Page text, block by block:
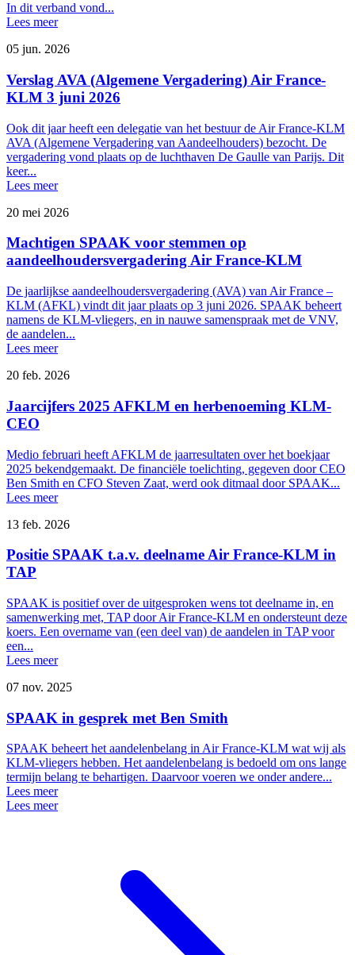
In dit verband vond...
Lees meer
05 jun. 2026
Verslag AVA (Algemene Vergadering) Air France-
KLM 3 juni 2026
Ook dit jaar heeft een delegatie van het bestuur de Air France-KLM
AVA (Algemene Vergadering van Aandeelhouders) bezocht. De
vergadering vond plaats op de luchthaven De Gaulle van Parijs. Dit
keer...
Lees meer
20 mei 2026
Machtigen SPAAK voor stemmen op
aandeelhoudersvergadering Air France-KLM
De jaarlijkse aandeelhoudersvergadering (AVA) van Air France –
KLM (AFKL) vindt dit jaar plaats op 3 juni 2026. SPAAK beheert
namens de KLM-vliegers, en in nauwe samenspraak met de VNV,
de aandelen...
Lees meer
20 feb. 2026
Jaarcijfers 2025 AFKLM en herbenoeming KLM-
CEO
Medio februari heeft AFKLM de jaarresultaten over het boekjaar
2025 bekendgemaakt. De financiële toelichting, gegeven door CEO
Ben Smith en CFO Steven Zaat, werd ook ditmaal door SPAAK...
Lees meer
13 feb. 2026
Positie SPAAK t.a.v. deelname Air France-KLM in
TAP
SPAAK is positief over de uitgesproken wens tot deelname in, en
samenwerking met, TAP door Air France-KLM en ondersteunt deze
koers. Een overname van (een deel van) de aandelen in TAP voor
een...
Lees meer
07 nov. 2025
SPAAK in gesprek met Ben Smith
SPAAK beheert het aandelenbelang in Air France-KLM wat wij als
KLM-vliegers hebben. Het aandelenbelang is bedoeld om ons lange
termijn belang te behartigen. Daarvoor voeren we onder andere...
Lees meer
Lees meer